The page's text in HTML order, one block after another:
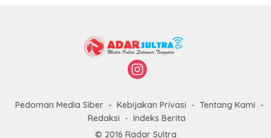
Pedoman Media Siber Kebijakan Privasi
Tentang Kami
Redaksi
Indeks Berita
© 2016 Radar Sultra